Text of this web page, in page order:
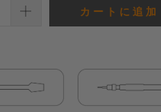
カートに追加